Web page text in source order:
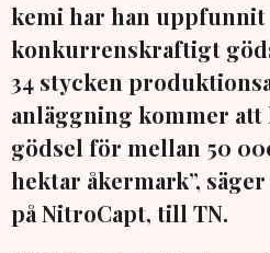
kemi har han
konkurrenskraftigt
34 stycken
anläggning kommer
gödsel för mellan 50
hektar åkermark”,
på NitroCapt, till TN.